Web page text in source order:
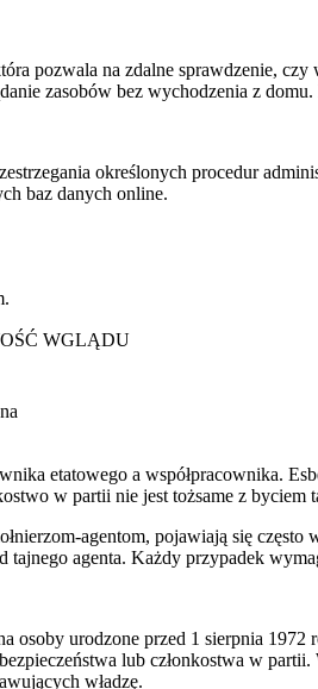
pozwala na zdalne sprawdzenie, czy
zasobów bez wychodzenia z
określonych procedur
baz danych online.
WGLĄDU
etatowego a współpracownika.
w partii nie jest tożsame z
agentom, pojawiają się
agenta. Każdy przypadek
osoby urodzone przed 1 sierpnia
lub członkostwa w partii.
władzę.